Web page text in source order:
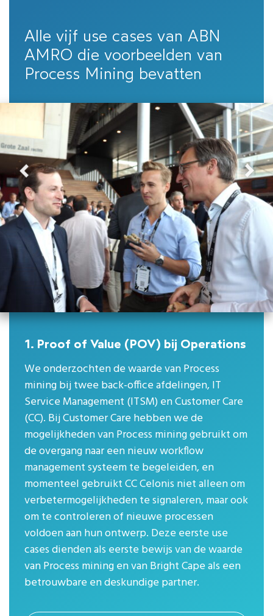
Alle vijf use cases van ABN
AMRO die voorbeelden van
Process Mining bevatten
1. Proof of Value (POV) bij Operations
We onderzochten de waarde van Process
mining bij twee back-office afdelingen, IT
Service Management (ITSM) en Customer Care
(CC). Bij Customer Care hebben we de
mogelijkheden van Process mining gebruikt om
de overgang naar een nieuw workflow
management systeem te begeleiden, en
momenteel gebruikt CC Celonis niet alleen om
verbetermogelijkheden te signaleren, maar ook
om te controleren of nieuwe processen
voldoen aan hun ontwerp. Deze eerste use
cases dienden als eerste bewijs van de waarde
van Process mining en van Bright Cape als een
betrouwbare en deskundige partner.